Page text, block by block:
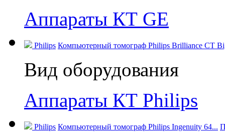
Аппараты КТ GE
Philips Компьютерный томограф Philips Brilliance CT
Вид оборудования
Аппараты КТ Philips
Philips Компьютерный томограф Philips Ingenuity 64...